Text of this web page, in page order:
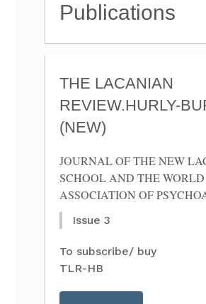
Publications
THE LACANIAN
REVIEW.HURLY-
(NEW)
JOURNAL OF THE NEW
SCHOOL AND THE WORLD
ASSOCIATION OF
Issue 3
To subscribe/ buy
TLR-HB